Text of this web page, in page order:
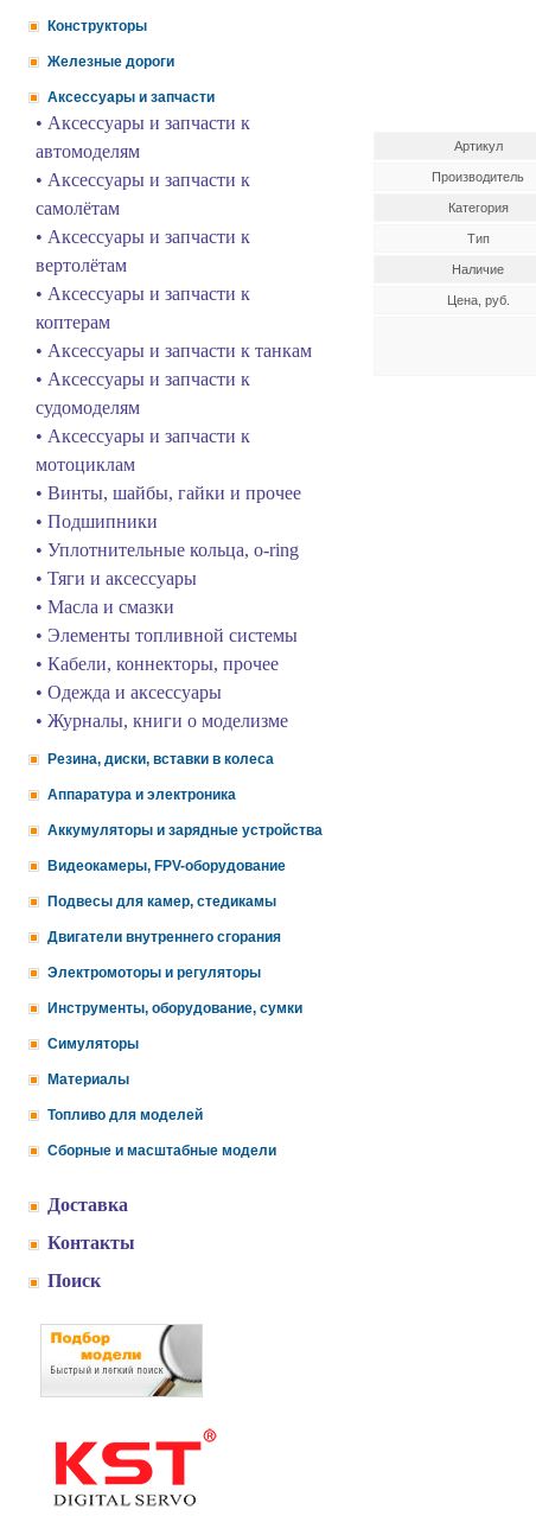
Конструкторы
Железные дороги
Аксессуары и запчасти
• Аксессуары и запчасти к
автомоделям
• Аксессуары и запчасти к
самолётам
• Аксессуары и запчасти к
вертолётам
• Аксессуары и запчасти к
коптерам
• Аксессуары и запчасти к танкам
• Аксессуары и запчасти к
судомоделям
• Аксессуары и запчасти к
мотоциклам
• Винты, шайбы, гайки и прочее
• Подшипники
• Уплотнительные кольца, o-ring
• Тяги и аксессуары
• Масла и смазки
• Элементы топливной системы
• Кабели, коннекторы, прочее
• Одежда и аксессуары
• Журналы, книги о моделизме
Резина, диски, вставки в колеса
Аппаратура и электроника
Аккумуляторы и зарядные устройства
Видеокамеры, FPV-оборудование
Подвесы для камер, стедикамы
Двигатели внутреннего сгорания
Электромоторы и регуляторы
Инструменты, оборудование, сумки
Симуляторы
Материалы
Топливо для моделей
Сборные и масштабные модели
Доставка
Контакты
Поиск
Артикул
Производитель
Категория
Тип
Наличие
Цена, руб.